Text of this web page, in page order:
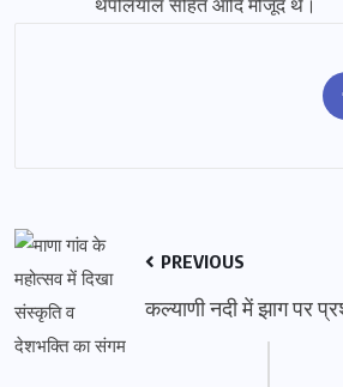
थपलियाल सहित आदि मौजूद थे।
PREVIOUS
कल्याणी नदी में झाग पर